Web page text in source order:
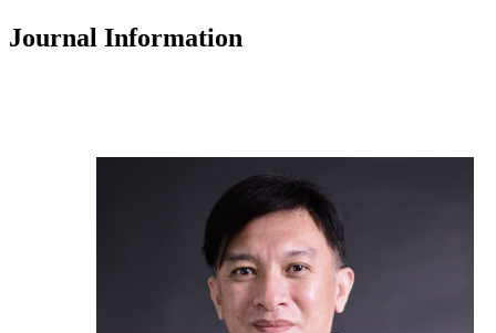
Journal Information